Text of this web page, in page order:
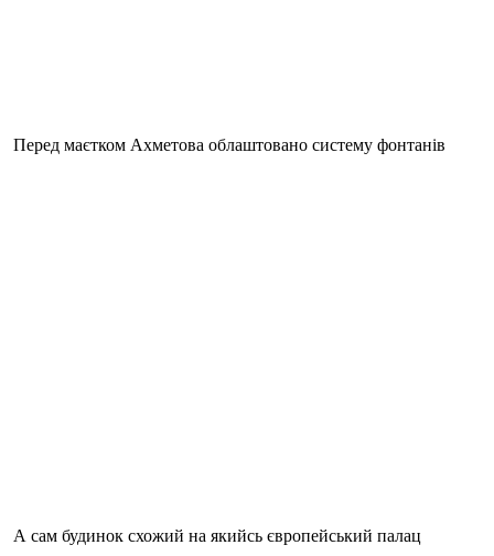
Перед маєтком Ахметова облаштовано систему фонтанів
А сам будинок схожий на якийсь європейський палац